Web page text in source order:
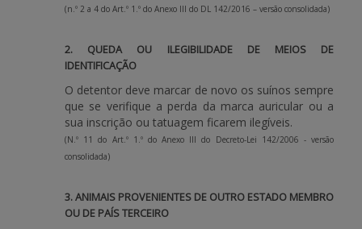
(n.º 2 a 4 do Art.º 1.º do Anexo III do DL 142/2016 – versão consolidada)
2. QUEDA OU ILEGIBILIDADE DE MEIOS DE
IDENTIFICAÇÃO
O detentor deve marcar de novo os suínos sempre
que se verifique a perda da marca auricular ou a
sua inscrição ou tatuagem ficarem ilegíveis.
(N.º 11 do Art.º 1.º do Anexo III do Decreto-Lei 142/2006 - versão
consolidada)
3. ANIMAIS PROVENIENTES DE OUTRO ESTADO MEMBRO
OU DE PAÍS TERCEIRO